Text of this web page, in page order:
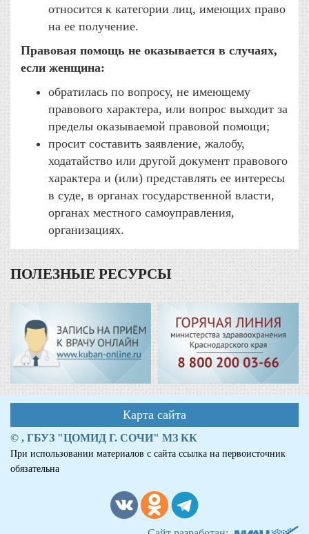
относится к категории лиц, имеющих право
на ее получение.
Правовая помощь не оказывается в случаях,
если женщина:
обратилась по вопросу, не имеющему
правового характера, или вопрос выходит за
пределы оказываемой правовой помощи;
просит составить заявление, жалобу,
ходатайство или другой документ правового
характера и (или) представлять ее интересы
в суде, в органах государственной власти,
органах местного самоуправления,
организациях.
ПОЛЕЗНЫЕ РЕСУРСЫ
Карта сайта
© , ГБУЗ "ЦОМИД Г. СОЧИ" МЗ КК
При использовании материалов с сайта ссылка на первоисточник
обязательна